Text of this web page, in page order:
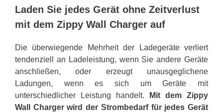
Laden Sie jedes Gerät ohne Zeitverlust
mit dem Zippy Wall Charger auf
Die überwiegende Mehrheit der Ladegeräte verliert
tendenziell an Ladeleistung, wenn Sie andere Geräte
anschließen, oder erzeugt unausgeglichene
Ladungen, wenn es sich um Geräte mit
unterschiedlicher Leistung handelt.
Mit dem Zippy
Wall Charger wird der Strombedarf für jedes Gerät